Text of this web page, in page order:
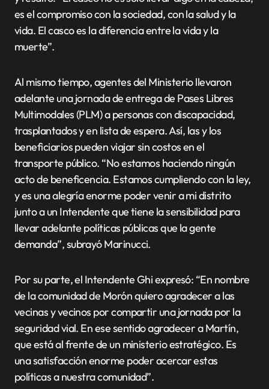
es el compromiso con la sociedad, con la salud y la
vida. El casco es la diferencia entre la vida y la
muerte”.
Al mismo tiempo, agentes del Ministerio llevaron
adelante una jornada de entrega de Pases Libres
Multimodales (PLM) a personas con discapacidad,
trasplantados y en lista de espera. Así, las y los
beneficiarios pueden viajar sin costos en el
transporte público. “No estamos haciendo ningún
acto de beneficencia. Estamos cumpliendo con la ley,
y es una alegría enorme poder venir a mi distrito
junto a un Intendente que tiene la sensibilidad para
llevar adelante políticas públicas que la gente
demanda”, subrayó Marinucci.
Por su parte, el Intendente Ghi expresó: “En nombre
de la comunidad de Morón quiero agradecer a las
vecinas y vecinos por compartir una jornada por la
seguridad vial. En ese sentido agradecer a Martín,
que está al frente de un ministerio estratégico. Es
una satisfacción enorme poder acercar estas
políticas a nuestra comunidad”.